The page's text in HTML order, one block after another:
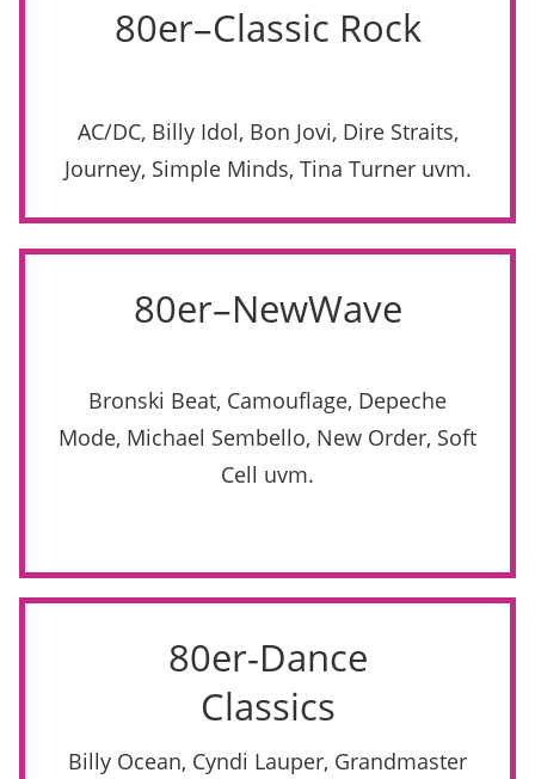
80er–Classic Rock
AC/DC, Billy Idol, Bon Jovi, Dire Straits,
Journey, Simple Minds, Tina Turner uvm.
80er–NewWave
Bronski Beat, Camouflage, Depeche
Mode, Michael Sembello, New Order, Soft
Cell uvm.
80er-Dance
Classics
Billy Ocean, Cyndi Lauper, Grandmaster